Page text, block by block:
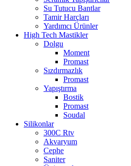
Su Tutucu Bantlar
Tamir Harçları
Yardımcı Ürünler
High Tech Mastikler
Dolgu
Moment
Promast
Sızdırmazlık
Promast
Yapıştırma
Bostik
Promast
Soudal
Silikonlar
300C Rtv
Akvaryum
Cephe
Saniter